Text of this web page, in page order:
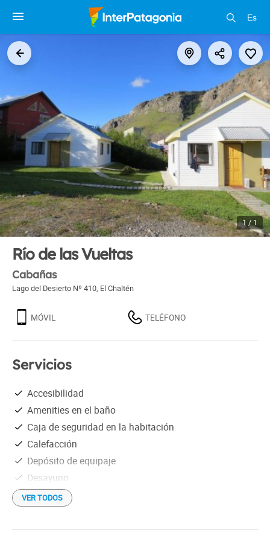
Es
1 / 1
Río de las Vueltas
Cabañas
Lago del Desierto Nº 410, El Chaltén
MÓVIL TELÉFONO
Servicios
Accesibilidad
Amenities en el baño
Caja de seguridad en la habitación
Calefacción
Depósito de equipaje
Desayuno
Ducha
Estacionamiento gratis
Información turística
VER TODOS